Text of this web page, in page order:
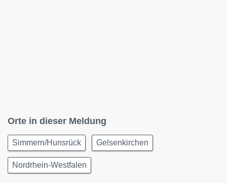
Orte in dieser Meldung
Simmern/Hunsrück Gelsenkirchen
Nordrhein-Westfalen